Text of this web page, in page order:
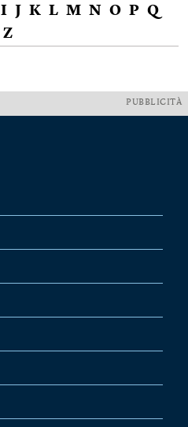
I J K L M N O P Q
Z
PUBBLICITÀ